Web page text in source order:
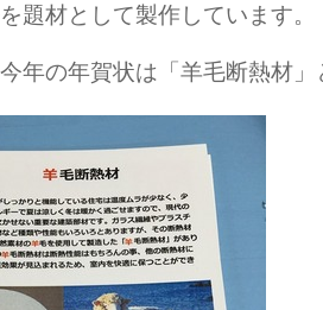
題材として製作しています。
年の年賀状は「羊毛断熱材